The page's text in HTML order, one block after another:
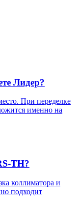
Лидер?
При переделке
именно на
TH?
коллиматора и
подходит